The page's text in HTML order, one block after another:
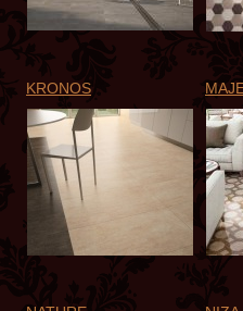
KRONOS